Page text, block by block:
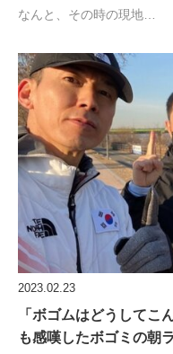
なんと、その時の現地…
2023.02.23
「ボゴムはどうしてこ
も感嘆したボゴミの朝